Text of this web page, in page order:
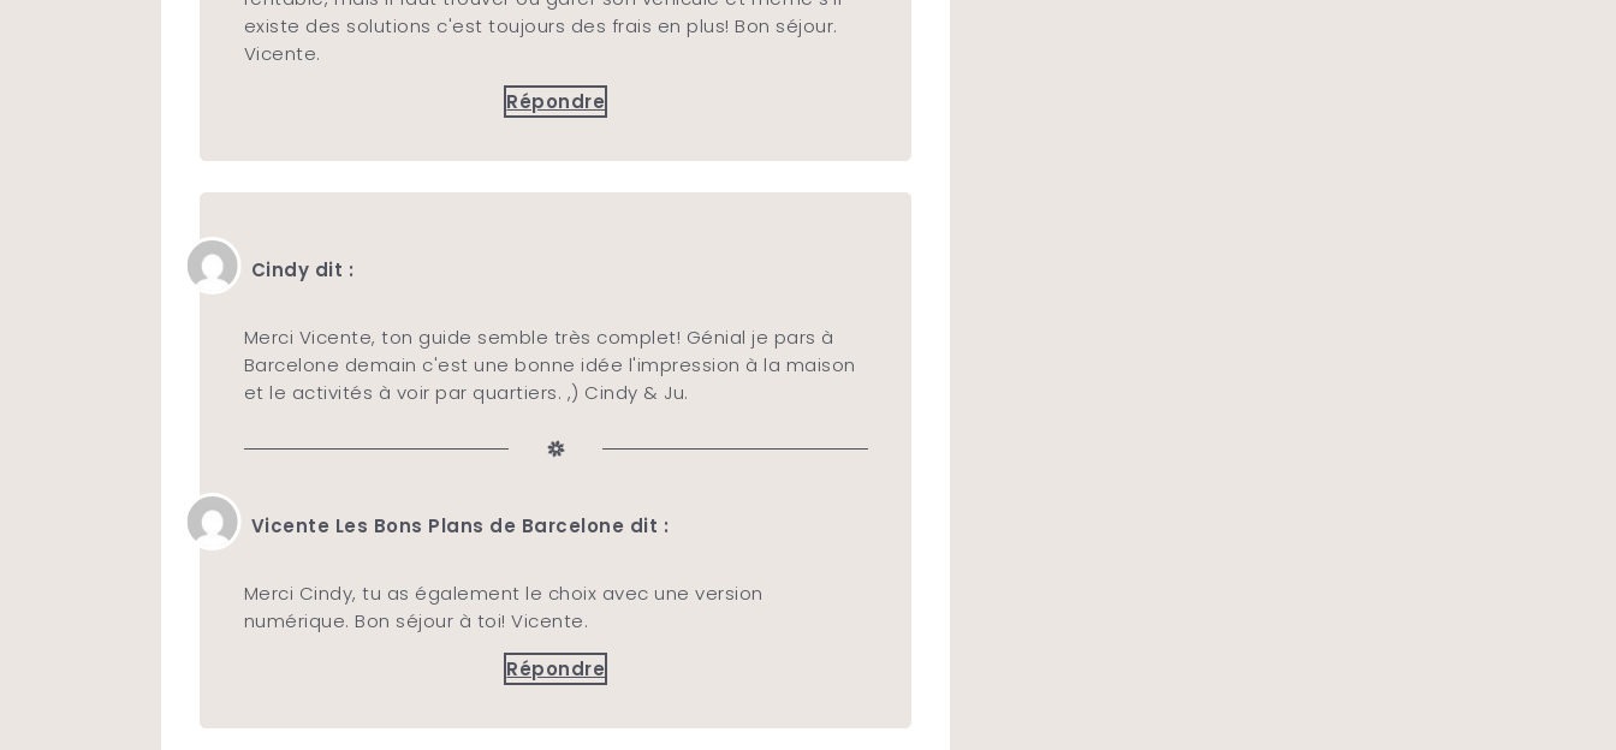
existe des solutions c'est toujours des frais en plus! Bon séjour.
Vicente.
Répondre
Cindy dit :
Merci Vicente, ton guide semble très complet! Génial je pars à
Barcelone demain c'est une bonne idée l'impression à la maison
et le activités à voir par quartiers. ,) Cindy & Ju.
Vicente Les Bons Plans de Barcelone dit :
Merci Cindy, tu as également le choix avec une version
numérique. Bon séjour à toi! Vicente.
Répondre